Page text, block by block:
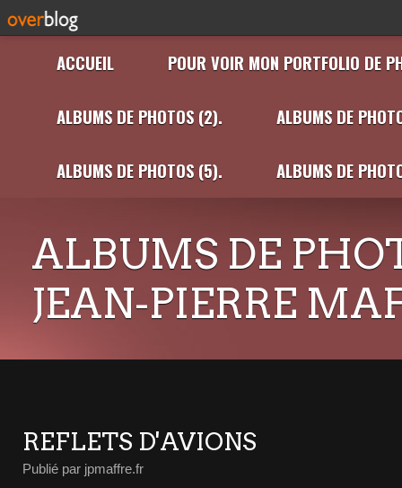
ACCUEIL POUR VOIR MON PORTFOLIO DE
ALBUMS DE PHOTOS (2). ALBUMS DE
ALBUMS DE PHOTOS (5). ALBUMS DE
ALBUMS DE
JEAN-PIERRE
REFLETS D'AVIONS
Publié par jpmaffre.fr